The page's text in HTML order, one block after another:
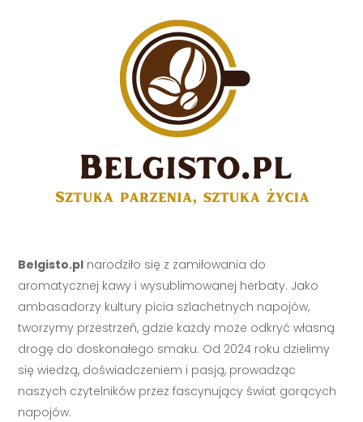
Belgisto.pl narodziło się z zamiłowania do
aromatycznej kawy i wysublimowanej herbaty. Jako
ambasadorzy kultury picia szlachetnych napojów,
tworzymy przestrzeń, gdzie każdy może odkryć własną
drogę do doskonałego smaku. Od 2024 roku dzielimy
się wiedzą, doświadczeniem i pasją, prowadząc
naszych czytelników przez fascynujący świat gorących
napojów.